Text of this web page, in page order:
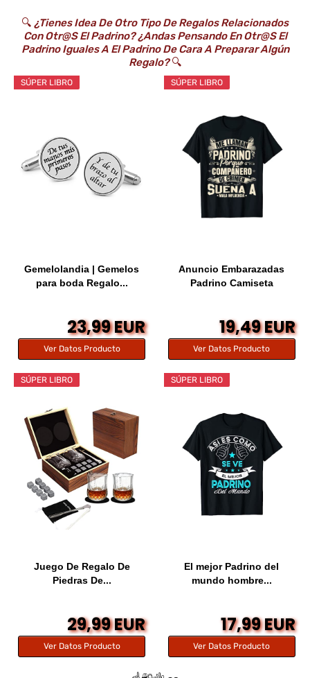
🔍 ¿Tienes Idea De Otro Tipo De Regalos Relacionados
Con Otr@s El Padrino? ¿Andas Pensando En Otr@s El
Padrino Iguales A El Padrino De Cara A Preparar Algún
Regalo?🔍
SÚPER LIBRO
Gemelolandia | Gemelos
para boda Regalo...
23,99 EUR
Ver Datos Producto
SÚPER LIBRO
Anuncio Embarazadas
Padrino Camiseta
19,49 EUR
Ver Datos Producto
SÚPER LIBRO
Juego De Regalo De
Piedras De...
29,99 EUR
Ver Datos Producto
SÚPER LIBRO
El mejor Padrino del
mundo hombre...
17,99 EUR
Ver Datos Producto